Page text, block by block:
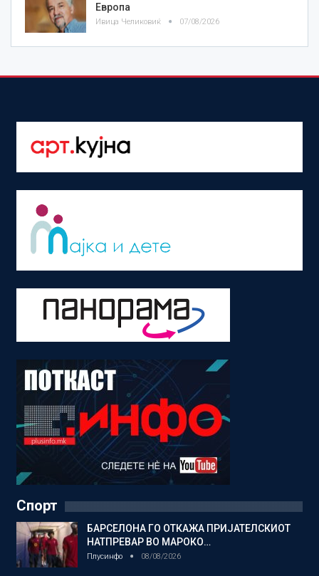
Европа
Ивица Челиковиќ 07/08/2026
Спорт
БАРСЕЛОНА ГО ОТКАЖА ПРИЈАТЕЛСКИОТ
НАТПРЕВАР ВО МАРОКО…
Плусинфо 08/08/2026